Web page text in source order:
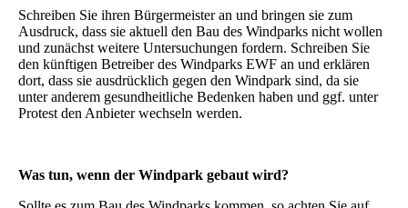
Schreiben Sie ihren Bürgermeister an und bringen sie zum
Ausdruck, dass sie aktuell den Bau des Windparks nicht wollen
und zunächst weitere Untersuchungen fordern. Schreiben Sie
den künftigen Betreiber des Windparks EWF an und erklären
dort, dass sie ausdrücklich gegen den Windpark sind, da sie
unter anderem gesundheitliche Bedenken haben und ggf. unter
Protest den Anbieter wechseln werden.
Was tun, wenn der Windpark gebaut wird?